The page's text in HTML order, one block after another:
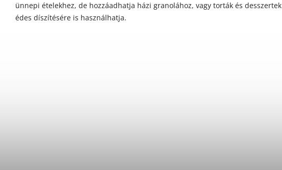
ünnepi ételekhez, de hozzáadhatja házi granolához, vagy torták és desszertek
édes díszítésére is használhatja.